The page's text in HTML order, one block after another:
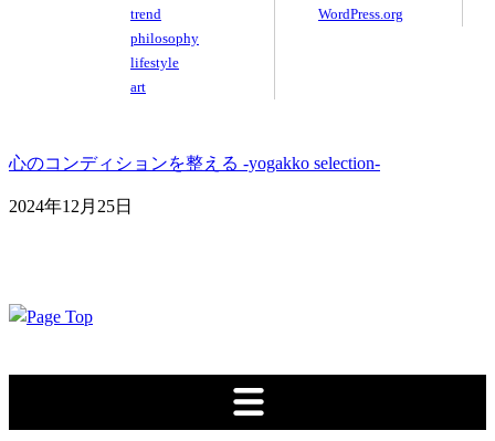
trend
philosophy
lifestyle
art
WordPress.org
心のコンディションを整える -yogakko selection-
2024年12月25日